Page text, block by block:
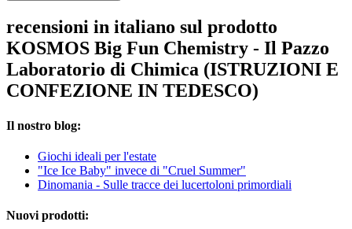
recensioni in italiano sul prodotto
KOSMOS Big Fun Chemistry - Il Pazzo
Laboratorio di Chimica (ISTRUZIONI E
CONFEZIONE IN TEDESCO)
Il nostro blog:
Giochi ideali per l'estate
"Ice Ice Baby" invece di "Cruel Summer"
Dinomania - Sulle tracce dei lucertoloni primordiali
Nuovi prodotti: